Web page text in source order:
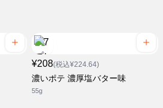
¥208(税込¥224.64)
濃いポテ 濃厚塩バター味
55g